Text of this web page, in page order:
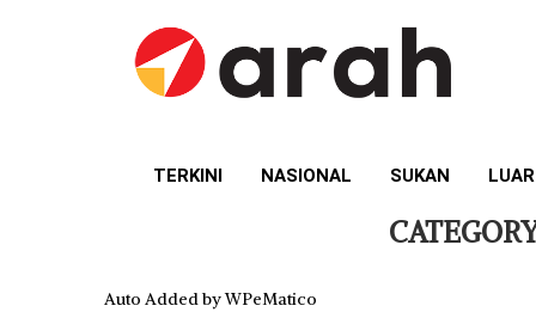
TERKINI NASIONAL SUKAN
Auto Added by WPeMatico